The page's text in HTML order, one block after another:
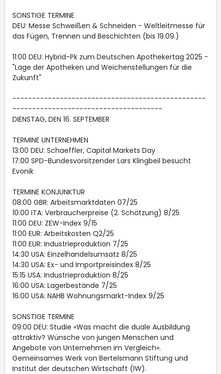
SONSTIGE TERMINE
DEU: Messe Schweißen & Schneiden - Weltleitmesse für
das Fügen, Trennen und Beschichten (bis 19.09.)
11:00 DEU: Hybrid-Pk zum Deutschen Apothekertag 2025 -
"Lage der Apotheken und Weichenstellungen für die
Zukunft"
-------------------------------------------------
--------------------------------------
DIENSTAG, DEN 16. SEPTEMBER
TERMINE UNTERNEHMEN
13:00 DEU: Schaeffler, Capital Markets Day
17:00 SPD-Bundesvorsitzender Lars Klingbeil besucht
Evonik
TERMINE KONJUNKTUR
08:00 GBR: Arbeitsmarktdaten 07/25
10:00 ITA: Verbraucherpreise (2. Schätzung) 8/25
11:00 DEU: ZEW-Index 9/15
11:00 EUR: Arbeitskosten Q2/25
11:00 EUR: Industrieproduktion 7/25
14:30 USA: Einzelhandelsumsatz 8/25
14:30 USA: Ex- und Importpreisindex 8/25
15:15 USA: Industrieproduktion 8/25
16:00 USA: Lagerbestände 7/25
16:00 USA: NAHB Wohnungsmarkt-Index 9/25
SONSTIGE TERMINE
09:00 DEU: Studie «Was macht die duale Ausbildung
attraktiv? Wünsche von jungen Menschen und
Angebote von Unternehmen im Vergleich».
Gemeinsames Werk von Bertelsmann Stiftung und
Institut der deutschen Wirtschaft (IW).